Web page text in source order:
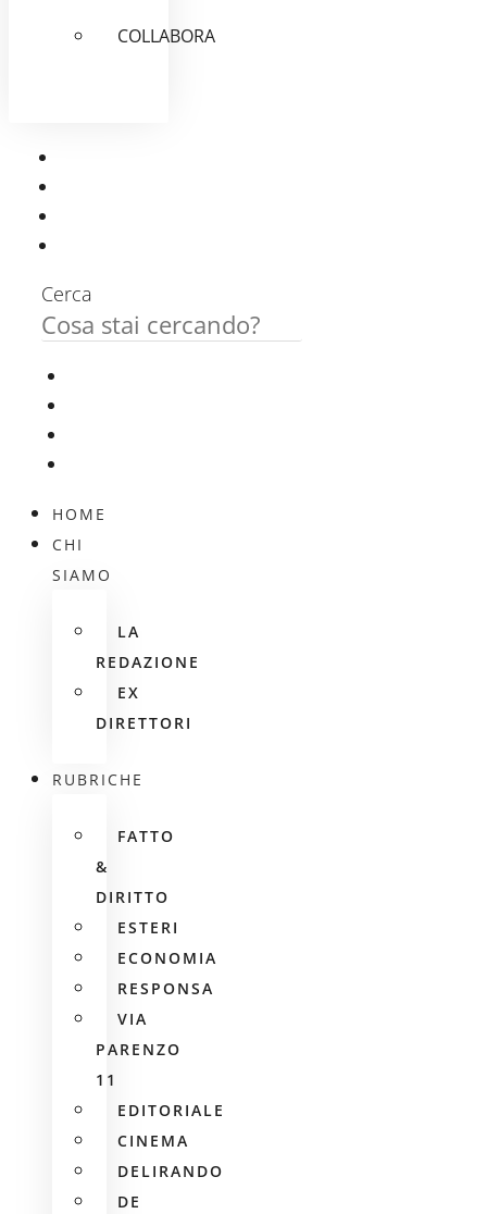
COLLABORA
Cerca
HOME
CHI
SIAMO
LA
REDAZIONE
EX
DIRETTORI
RUBRICHE
FATTO
&
DIRITTO
ESTERI
ECONOMIA
RESPONSA
VIA
PARENZO
11
EDITORIALE
CINEMA
DELIRANDO
DE